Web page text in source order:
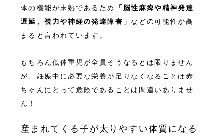
体の機能が未熟であるため
「脳性麻痺や精神発達
遅延、視力や神経の発達障害」 などの可能性が高
まると言われています。
もちろん低体重児が全員そうなるとは限りません
が、妊娠中に必要な栄養が足りなくなることは赤
ちゃんにとって危険であることは間違いありませ
ん！
産まれてくる子が太りやすい体質になる